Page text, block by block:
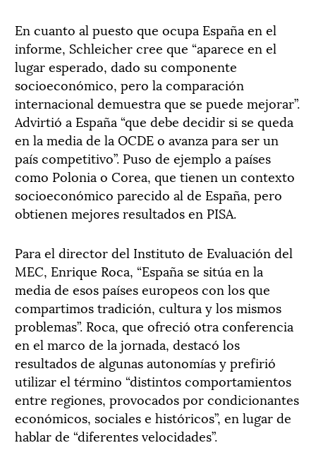
En cuanto al puesto que ocupa España en el
informe, Schleicher cree que “aparece en el
lugar esperado, dado su componente
socioeconómico, pero la comparación
internacional demuestra que se puede mejorar”.
Advirtió a España “que debe decidir si se queda
en la media de la OCDE o avanza para ser un
país competitivo”. Puso de ejemplo a países
como Polonia o Corea, que tienen un contexto
socioeconómico parecido al de España, pero
obtienen mejores resultados en PISA.
Para el director del Instituto de Evaluación del
MEC, Enrique Roca, “España se sitúa en la
media de esos países europeos con los que
compartimos tradición, cultura y los mismos
problemas”. Roca, que ofreció otra conferencia
en el marco de la jornada, destacó los
resultados de algunas autonomías y prefirió
utilizar el término “distintos comportamientos
entre regiones, provocados por condicionantes
económicos, sociales e históricos”, en lugar de
hablar de “diferentes velocidades”.